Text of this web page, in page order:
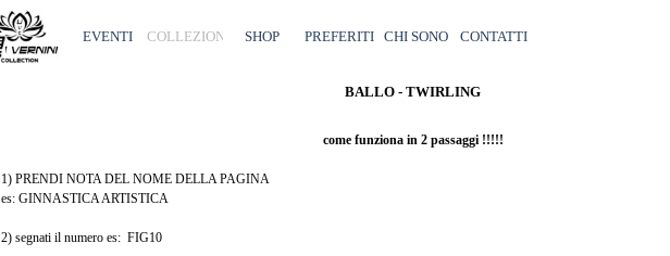
Salta menù
EVENTI COLLEZIONI ▼
SHOP PREFERITI CHI SONO CONTATTI
BALLO - TWIRLING
come funziona in 2 passaggi !!!!!
1) PRENDI NOTA DEL NOME DELLA PAGINA
es: GINNASTICA ARTISTICA
2) segnati il numero es: FIG10